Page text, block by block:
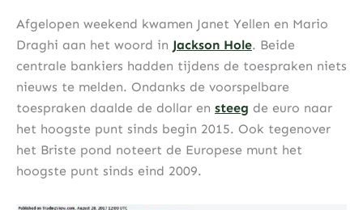
Afgelopen weekend kwamen Janet Yellen en Mario
Draghi aan het woord in Jackson Hole. Beide
centrale bankiers hadden tijdens de toespraken niets
nieuws te melden. Ondanks de voorspelbare
toespraken daalde de dollar en steeg de euro naar
het hoogste punt sinds begin 2015. Ook tegenover
het Briste pond noteert de Europese munt het
hoogste punt sinds eind 2009.